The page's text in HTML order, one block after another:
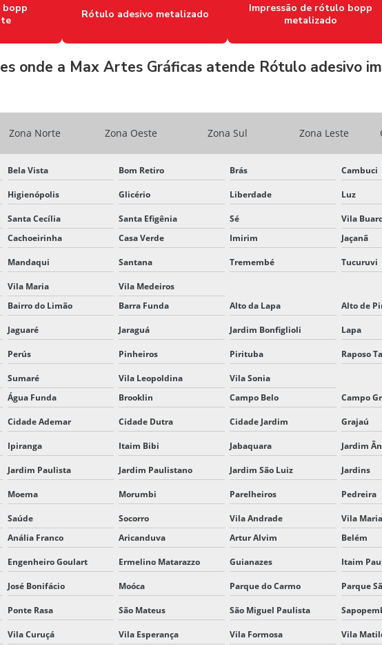
Rótulo adesivo metalizado
Impressão de rótulo bopp
metalizado
onde a Max Artes Gráficas atende Rótulo adesivo
Zona Norte Zona Oeste Zona Sul Zona Leste
Bela Vista Bom Retiro Brás Cambuci
Higienópolis Glicério Liberdade Luz
Santa Cecília Santa Efigênia Sé
Vila
Cachoeirinha Casa Verde Imirim Jaçanã
Mandaqui Santana Tremembé Tucuruvi
Vila Maria
Vila Medeiros
Bairro do Limão Barra Funda Alto da Lapa Alto de
Jaguaré Jaraguá Jardim Bonfiglioli Lapa
Perús Pinheiros Pirituba Raposo
Sumaré Vila Leopoldina
Vila Sonia
Água Funda Brooklin Campo Belo Campo
Cidade Ademar Cidade Dutra Cidade Jardim Grajaú
Ipiranga Itaim Bibi Jabaquara Jardim
Jardim Paulista Jardim Paulistano Jardim São Luiz Jardins
Moema Morumbi Parelheiros Pedreira
Saúde Socorro Vila Andrade
Vila
Anália Franco Aricanduva Artur Alvim Belém
Engenheiro Goulart Ermelino Matarazzo Guianazes Itaim
José Bonifácio Moóca Parque do Carmo Parque
Ponte Rasa São Mateus São Miguel Paulista
Vila Curuçá Vila Esperança Vila Formosa Vila